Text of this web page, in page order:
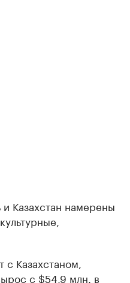
и Казахстан намерены
Казахстаном,
с $54,9 млн. в